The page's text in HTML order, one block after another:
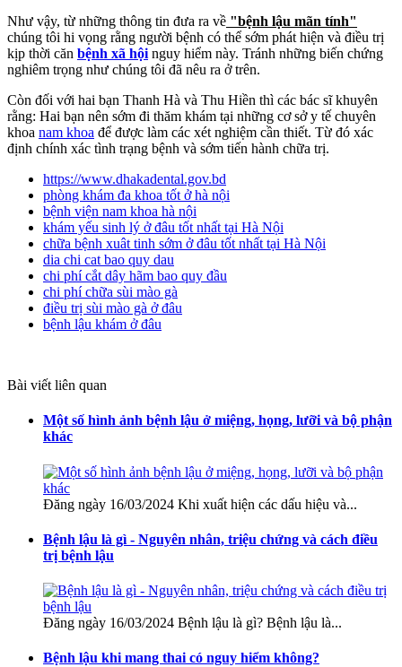
Như vậy, từ những thông tin đưa ra về "bệnh lậu mãn tính"
chúng tôi hi vọng rằng người bệnh có thể sớm phát hiện và điều trị
kịp thời căn bệnh xã hội nguy hiểm này. Tránh những biến chứng
nghiêm trọng như chúng tôi đã nêu ra ở trên.
Còn đối với hai bạn Thanh Hà và Thu Hiền thì các bác sĩ khuyên
rằng: Hai bạn nên sớm đi thăm khám tại những cơ sở y tế chuyên
khoa nam khoa để được làm các xét nghiệm cần thiết. Từ đó xác
định chính xác tình trạng bệnh và sớm tiến hành chữa trị.
https://www.dhakadental.gov.bd
phòng khám đa khoa tốt ở hà nội
bệnh viện nam khoa hà nội
khám yếu sinh lý ở đâu tốt nhất tại Hà Nội
chữa bệnh xuât tinh sớm ở đâu tốt nhất tại Hà Nội
dia chi cat bao quy dau
chi phí cắt dây hãm bao quy đầu
chi phí chữa sùi mào gà
điều trị sùi mào gà ở đâu
bệnh lậu khám ở đâu
Bài viết liên quan
Một số hình ảnh bệnh lậu ở miệng, họng, lưỡi và bộ phận
khác
Đăng ngày 16/03/2024 Khi xuất hiện các dấu hiệu và...
Bệnh lậu là gì - Nguyên nhân, triệu chứng và cách điều
trị bệnh lậu
Đăng ngày 16/03/2024 Bệnh lậu là gì? Bệnh lậu là...
Bệnh lậu khi mang thai có nguy hiểm không?